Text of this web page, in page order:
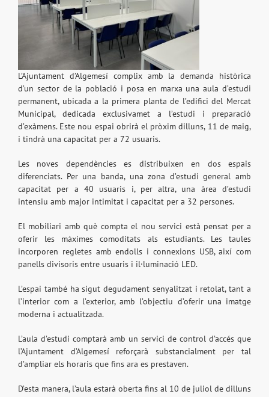
L’Ajuntament d’Algemesí complix amb la demanda històrica
d’un sector de la població i posa en marxa una aula d’estudi
permanent, ubicada a la primera planta de l’edifici del Mercat
Municipal, dedicada exclusivamet a l’estudi i preparació
d’exàmens. Este nou espai obrirà el pròxim dilluns, 11 de maig,
i tindrà una capacitat per a 72 usuaris.
Les noves dependències es distribuixen en dos espais
diferenciats. Per una banda, una zona d’estudi general amb
capacitat per a 40 usuaris i, per altra, una àrea d’estudi
intensiu amb major intimitat i capacitat per a 32 persones.
El mobiliari amb què compta el nou servici està pensat per a
oferir les màximes comoditats als estudiants. Les taules
incorporen regletes amb endolls i connexions USB, així com
panells divisoris entre usuaris i il·luminació LED.
L’espai també ha sigut degudament senyalitzat i retolat, tant a
l’interior com a l’exterior, amb l’objectiu d’oferir una imatge
moderna i actualitzada.
L’aula d’estudi comptarà amb un servici de control d’accés que
l’Ajuntament d’Algemesí reforçarà substancialment per tal
d’ampliar els horaris que fins ara es prestaven.
D’esta manera, l’aula estarà oberta fins al 10 de juliol de dilluns